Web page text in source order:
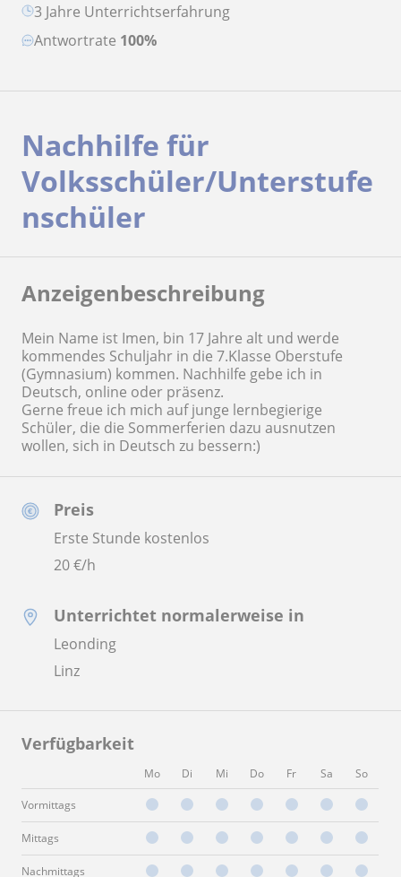
3 Jahre Unterrichtserfahrung
Antwortrate 100%
Preis
Erste Stunde kostenlos
20€/h
Unterrichtet normalerweise in
Leonding
Linz
Verfügbarkeit
Mo Di Mi Do Fr Sa So
Vormittags
Mittags
Nachmittags
Nachhilfe für
Volksschüler/Unterstufe
nschüler
Anzeigenbeschreibung
Mein Name ist Imen, bin 17 Jahre alt und werde
kommendes Schuljahr in die 7.Klasse Oberstufe
(Gymnasium) kommen. Nachhilfe gebe ich in
Deutsch, online oder präsenz.
Gerne freue ich mich auf junge lernbegierige
Schüler, die die Sommerferien dazu ausnutzen
wollen, sich in Deutsch zu bessern:)